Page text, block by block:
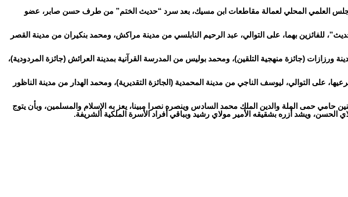
العلمي المحلي لعمالة مقاطعات ابن مسيك، بعد سرد “حديث الختم” من طرف حسن صابر، عضو
للفائزين بهما، على التوالي، عبد الرحيم النابلسي من مدينة مراكش، ومحمد بنكيران من مدينة القصر
ورزازات (جائزة منهجية التلقين)، ومحمد بوليس من المدرسة القرآنية بمدينة العرائش (جائزة المردودية)،
على التوالي، ليوسف الناجي من مدينة المحمدية (الجائزة التقديرية)، ومحمد الهدار من مدينة الناظور
حمى الملة والدين الملك محمد السادس وينصره نصرا مبينا، يعز به الإسلام والمسلمين، وبأن يتوج
الحسن، ويشد أزره بشقيقه الأمير مولاي رشيد وبباقي أفراد الأسرة الملكية الشريفة.